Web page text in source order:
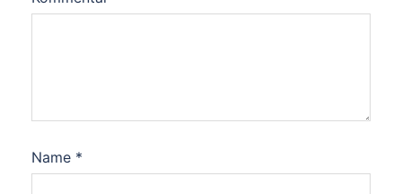
Name *